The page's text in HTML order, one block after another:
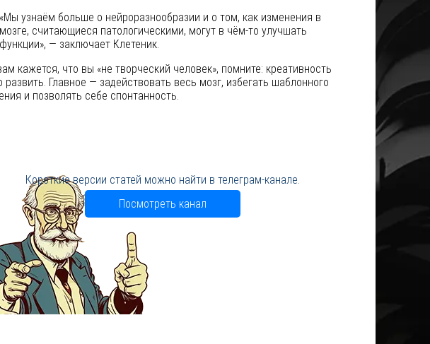
«Мы узнаём больше о нейроразнообразии и о том, как изменения в
мозге, считающиеся патологическими, могут в чём-то улучшать
функции», — заключает Клетеник.
кажется, что вы «не творческий человек», помните: креативность
Главное — задействовать весь мозг, избегать шаблонного
и позволять себе спонтанность.
Короткие версии статей можно найти в телеграм-канале.
Посмотреть канал